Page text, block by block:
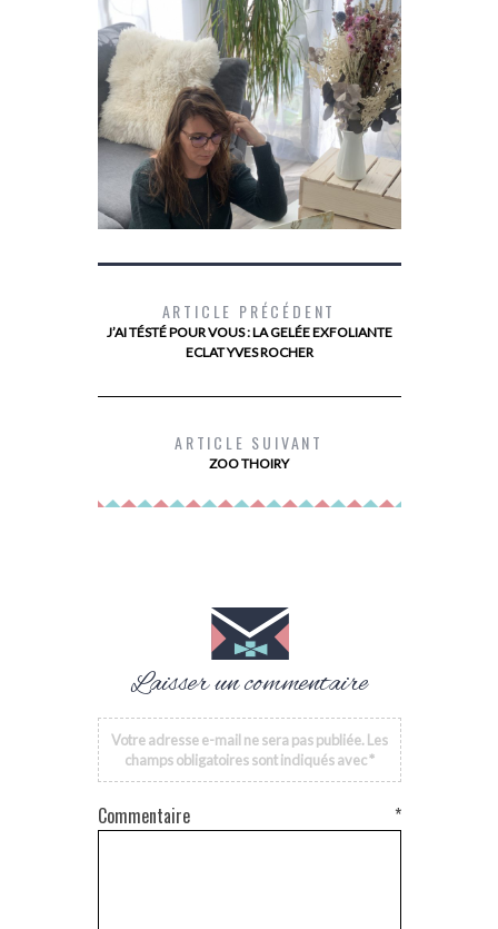
ARTICLE PRÉCÉDENT
J’AI TÉSTÉ POUR VOUS : LA GELÉE EXFOLIANTE
ECLAT YVES ROCHER
ARTICLE SUIVANT
ZOO THOIRY
Laisser un commentaire
Votre adresse e-mail ne sera pas publiée. Les
champs obligatoires sont indiqués avec*
Commentaire *